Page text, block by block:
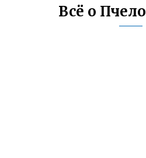
Всё о